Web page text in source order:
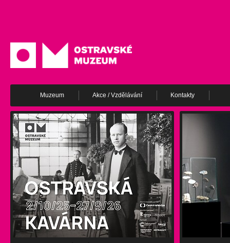
Muzeum Akce / Vzdělávání Kontakty